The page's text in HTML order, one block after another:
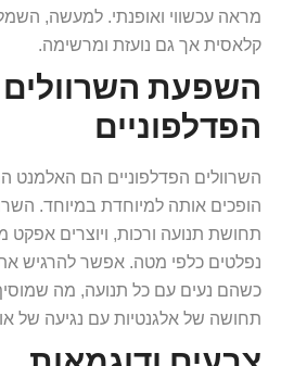
מראה עכשווי ואופנתי. למעשה,
קלאסית אך גם נועזת ומרשימה.
השפעת השרוולים
הפדלפוניים
השרוולים הפדלפוניים הם האלמנט
הופכים אותה למיוחדת במיוחד.
תחושת תנועה ורכות, ויוצרים
נפלטים כלפי מטה. אפשר להרגיש
כשהם נעים עם כל תנועה, מה
תחושה של אלגנטיות עם נגיעה של